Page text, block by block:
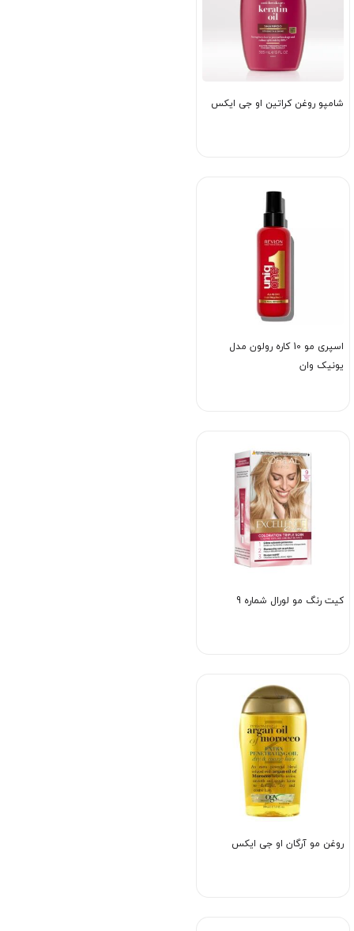
شامپو روغن کراتین او جی ایکس
اسپری مو 10 کاره رولون مدل
یونیک وان
کیت رنگ مو لورال شماره 9
روغن مو آرگان او جی ایکس